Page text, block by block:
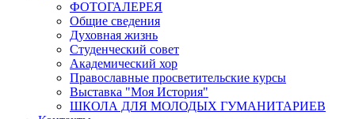
ФОТОГАЛЕРЕЯ
Общие сведения
Духовная жизнь
Студенческий совет
Академический хор
Православные просветительские курсы
Выставка "Моя История"
ШКОЛА ДЛЯ МОЛОДЫХ ГУМАНИТАРИЕВ